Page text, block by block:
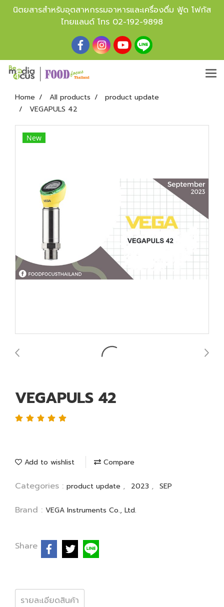
นิตยสารสำหรับอุตสาหกรรมอาหารและเครื่องดื่ม ฟู้ด โฟกัส
ไทยแลนด์ โทร 02-192-9898
Home All products
product update
VEGAPULS 42
New
VEGAPULS 42
Add to wishlist Compare
Categories : product update , 2023 , SEP
Brand : VEGA Instruments Co., Ltd.
Share
รายละเอียดสินค้า